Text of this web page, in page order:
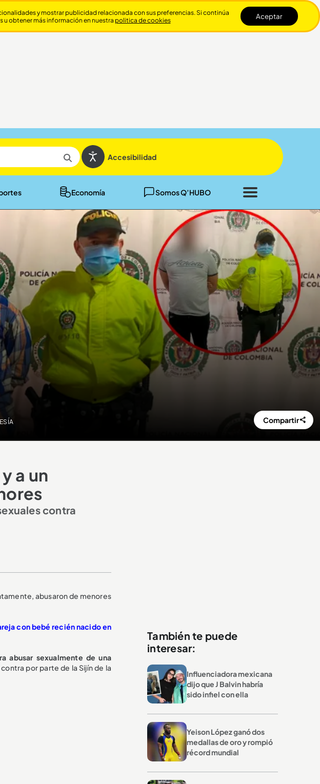
Accesibilidad
Economía Somos Q’HUBO
Cerrar
Compartir
a un
contra
abusaron de menores
con bebé recién nacido en
abusar sexualmente de una
por parte de la Sijín de la
También te puede
interesar:
Influenciadora mexicana
dijo que J Balvin habría
sido infiel con ella
Yeison López ganó dos
medallas de oro y rompió
récord mundial
y mostrar publicidad relacionada con sus preferencias. Si continúa
obtener más información en nuestra politica de cookies Aceptar